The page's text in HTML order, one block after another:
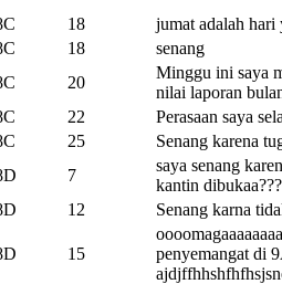
18
jumat adalah hari
18
senang
20
Minggu ini saya
nilai laporan
22
Perasaan saya
25
Senang karena
7
saya senang
kantin dibukaa???
12
Senang karna
15
penyemangat di